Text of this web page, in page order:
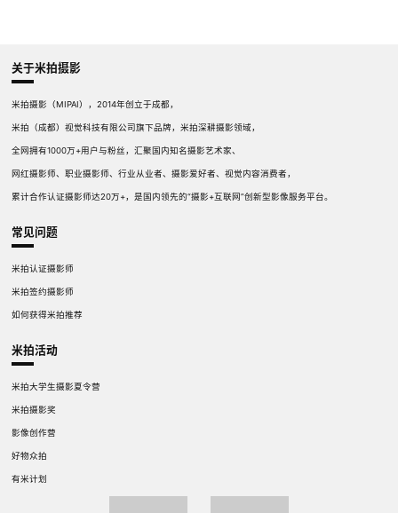
关于米拍摄影
米拍摄影（MIPAI），2014年创立于成都，
米拍（成都）视觉科技有限公司旗下品牌，米拍深耕摄影领域，
全网拥有1000万+用户与粉丝，汇聚国内知名摄影艺术家、
网红摄影师、职业摄影师、行业从业者、摄影爱好者、视觉内容消费者，
累计合作认证摄影师达20万+，是国内领先的“摄影+互联网”创新型影像服务平台。
常见问题
米拍认证摄影师
米拍签约摄影师
如何获得米拍推荐
米拍活动
米拍大学生摄影夏令营
米拍摄影奖
影像创作营
好物众拍
有米计划